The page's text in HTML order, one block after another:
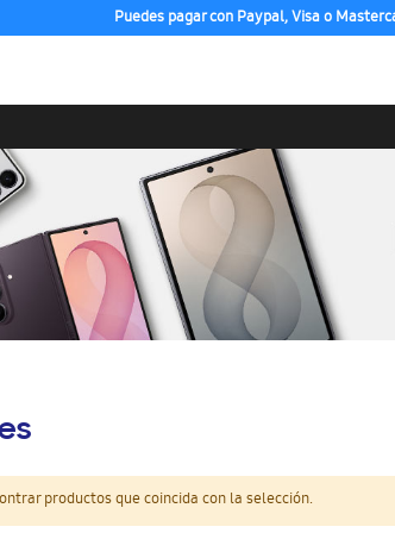
Puedes pagar con Paypal, Visa o
productos que coincida con la selección.